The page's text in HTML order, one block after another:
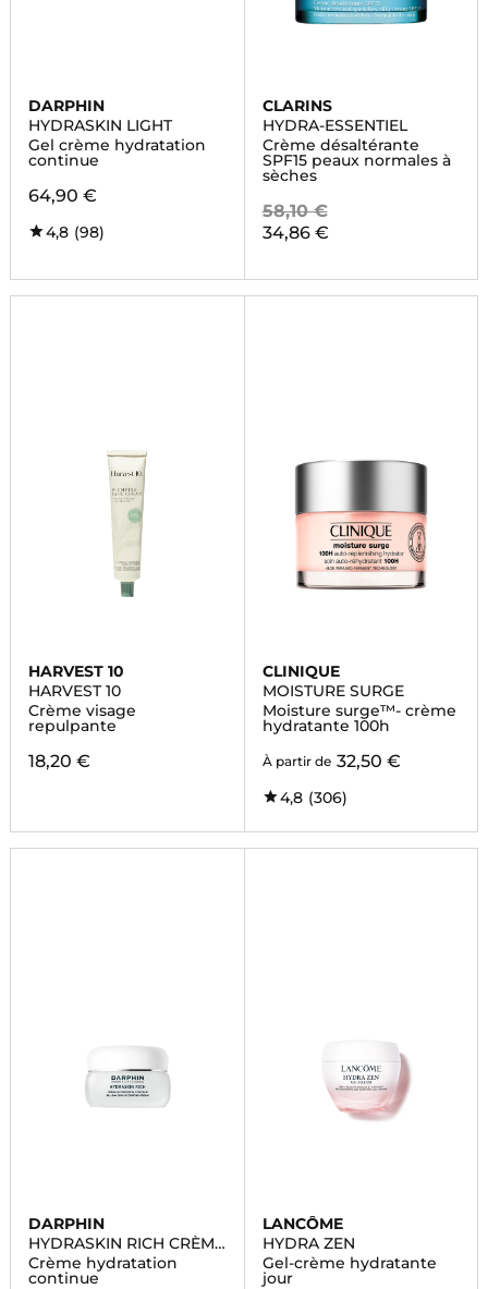
DARPHIN
HYDRASKIN LIGHT
Gel crème hydratation
continue
64,90 €
4,8 (98)
CLARINS
HYDRA-ESSENTIEL
Crème désaltérante
SPF15 peaux normales à
sèches
58,10 €
34,86 €
HARVEST 10
HARVEST 10
Crème visage
repulpante
18,20 €
CLINIQUE
MOISTURE SURGE
Moisture surge™- crème
hydratante 100h
À partir de 32,50 €
4,8 (306)
DARPHIN
HYDRASKIN RICH CRÈME
HYDRATANTE
Crème hydratation
continue
LANCÔME
HYDRA ZEN
Gel-crème hydratante
jour